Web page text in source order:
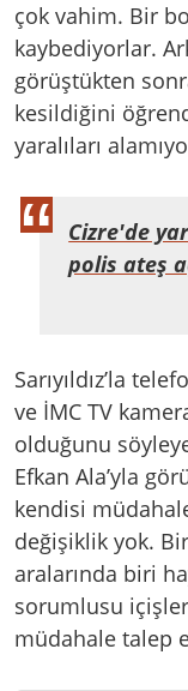
çok vahim. Bir
kaybediyorlar.
görüştükten
kesildiğini
yaralıları
Cizre'de
polis ateş
Sarıyıldız’la
ve İMC TV
olduğunu
Efkan Ala’yla
kendisi
değişiklik yok.
aralarında biri
sorumlusu
müdahale talep